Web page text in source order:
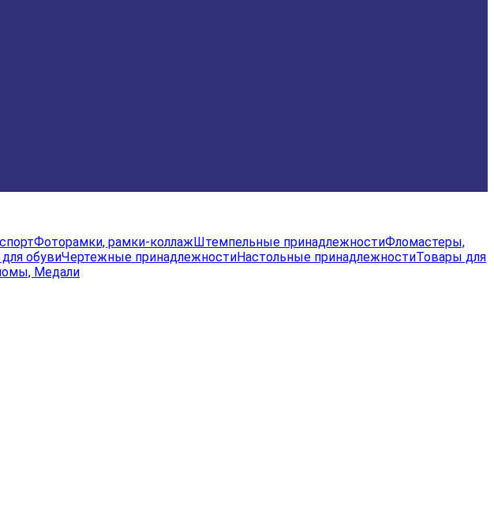
Фоторамки, рамки-коллажШтемпельные принадлежностиФломастеры,
обувиЧертежные принадлежностиНастольные принадлежностиТовары для
Медали